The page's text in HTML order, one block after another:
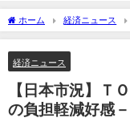
ホーム 経済ニュース
担軽減好感－円安
経済ニュース
【日本市況】Ｔ
の負担軽減好感